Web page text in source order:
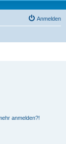
Anmelden
anmelden?!